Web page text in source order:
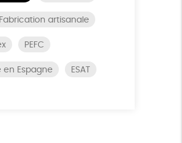
Fabrication artisanale
PEFC
en Espagne ESAT